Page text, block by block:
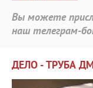
Вы можете
наш телеграм-
ДЕЛО - ТРУБА